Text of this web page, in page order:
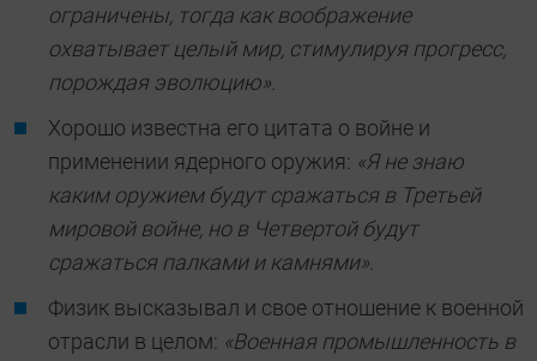
ограничены, тогда как воображение
охватывает целый мир, стимулируя прогресс,
порождая эволюцию».
Хорошо известна его цитата о войне и
применении ядерного оружия: «Я не знаю
каким оружием будут сражаться в Третьей
мировой войне, но в Четвертой будут
сражаться палками и камнями».
Физик высказывал и свое отношение к военной
отрасли в целом: «Военная промышленность в